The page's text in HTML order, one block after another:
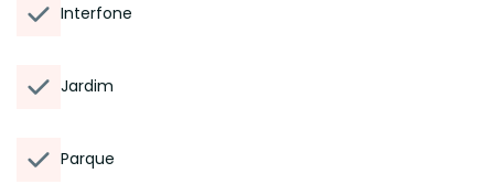
Interfone
Jardim
Parque